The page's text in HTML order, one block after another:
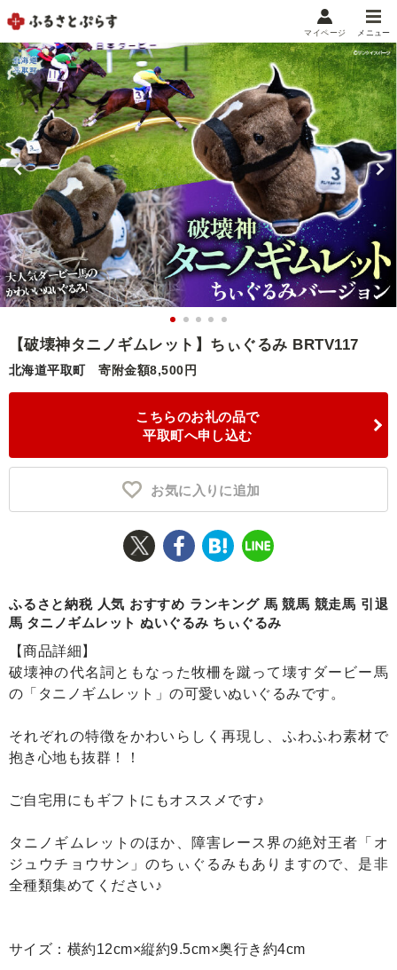
メニュー
マイメニュー
マイページ
お気に入り 閲覧履歴
メニュー
お礼の品から探す
お礼の品をカテゴリや金額で絞り込み
自治体から探す
ランキング
控除額シミュレータ
マイページ
【破壊神タニノギムレット】ちぃぐるみ BRTV117
北海道平取町 寄附金額8,500円
こちらのお礼の品で
平取町へ申し込む
お気に入りに追加
ふるさと納税 人気 おすすめ ランキング 馬 競馬 競走馬 引退
馬 タニノギムレット ぬいぐるみ ちぃぐるみ
【商品詳細】
破壊神の代名詞ともなった牧柵を蹴って壊すダービー馬
の「タニノギムレット」の可愛いぬいぐるみです。
それぞれの特徴をかわいらしく再現し、ふわふわ素材で
抱き心地も抜群！！
ご自宅用にもギフトにもオススメです♪
タニノギムレットのほか、障害レース界の絶対王者「オ
ジュウチョウサン」のちぃぐるみもありますので、是非
全種類集めてください♪
サイズ：横約12cm×縦約9.5cm×奥行き約4cm